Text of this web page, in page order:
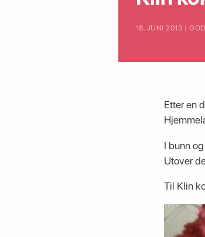
18. JUNI 2013 |
Etter en
I bunn
Utover
Til Klin